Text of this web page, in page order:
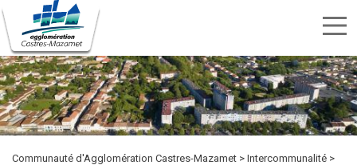
Aller
au
contenu
principal
Menu
nav
Rechercher
Rechercher
TRANSPORTS
SPORTS
ET
LOISIRS
CULTURE
ENVIRONNEMENT
ET
DÉCHETS
HABITAT
ÉTUDIER
DÉVELOPPEMENT
ECONOMIQUE
INTERCOMMUNALITÉ
MARCHÉS
PUBLICS
PUBLICITÉ
DES
ACTES
OFFRES
D'EMPLOI
KIOSQUE
Communauté d'Agglomération Castres-Mazamet
Intercommunalité